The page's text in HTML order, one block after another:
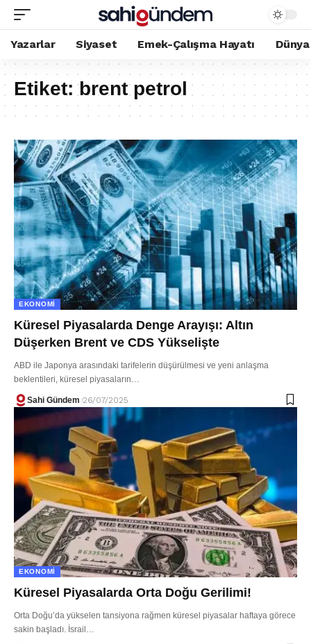
Yazarlar Siyaset Emek-Çalışma Hayatı Dünya
Etiket:brent petrol
EKONOMI
Küresel Piyasalarda Denge Arayışı: Altın
Düşerken Brent ve CDS Yükselişte
ABD ile Japonya arasındaki tarifelerin düşürülmesi ve yeni anlaşma
beklentileri, küresel piyasaların…
Sahi Gündem 26/07/2025
EKONOMI
Küresel Piyasalarda Orta Doğu Gerilimi!
Orta Doğu’da yükselen tansiyona rağmen küresel piyasalar haftaya görece
sakin başladı. İsrail…